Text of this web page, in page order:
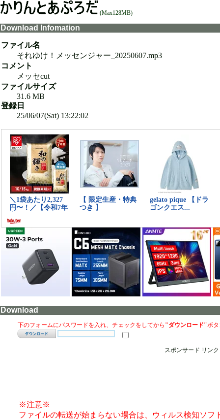
(Max128MB)
Download Infomation
ファイル名
それゆけ！メッセンジャー_20250607.mp3
コメント
メッセcut
ファイルサイズ
31.6 MB
登録日
25/06/07(Sat) 13:22:02
Download
下のフォームにパスワードを入れ、チェックをしてから "ダウンロード"ボ
スポンサード リンク
※注意※
ファイルの転送が始まらない場合は、ウィルス検知ソ